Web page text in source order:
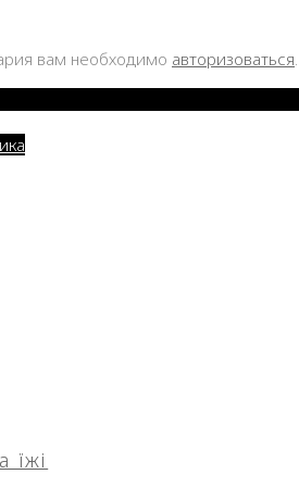
вам необходимо авторизоваться.
їжі